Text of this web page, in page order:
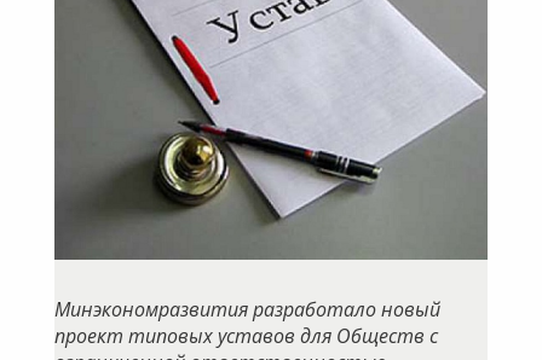
Минэкономразвития разработало новый
проект типовых уставов для Обществ с